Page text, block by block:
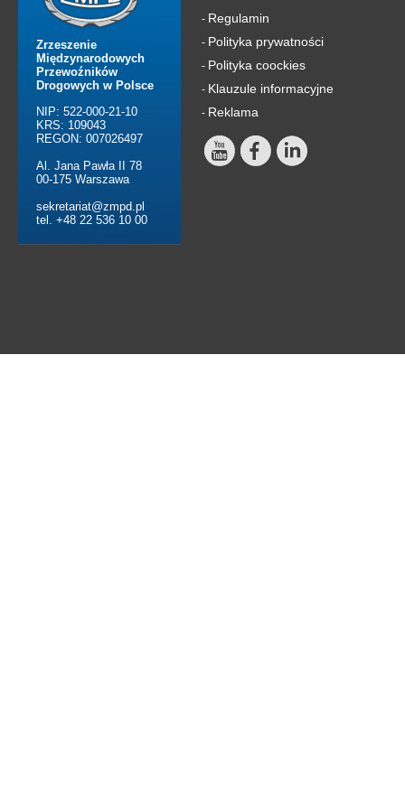
Zrzeszenie
Międzynarodowych
Przewoźników
Drogowych w Polsce
NIP: 522-000-21-10
KRS: 109043
REGON: 007026497
Al. Jana Pawła II 78
00-175 Warszawa
sekretariat@zmpd.pl
tel. +48 22 536 10 00
- Regulamin
- Polityka prywatności
- Polityka coockies
- Klauzule informacyjne
- Reklama